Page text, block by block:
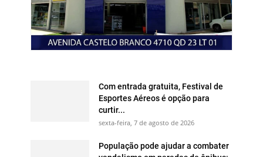
Com entrada gratuita, Festival de
Esportes Aéreos é opção para
curtir...
sexta-feira, 7 de agosto de 2026
População pode ajudar a combater